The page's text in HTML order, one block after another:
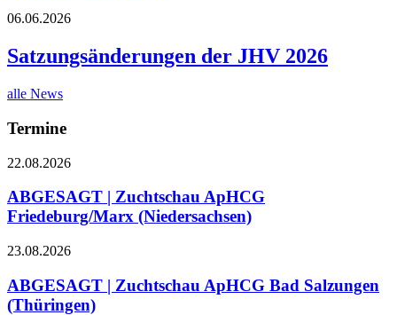
06.06.2026
Satzungsänderungen der JHV 2026
alle News
Termine
22.08.2026
ABGESAGT | Zuchtschau ApHCG
Friedeburg/Marx (Niedersachsen)
23.08.2026
ABGESAGT | Zuchtschau ApHCG Bad Salzungen
(Thüringen)